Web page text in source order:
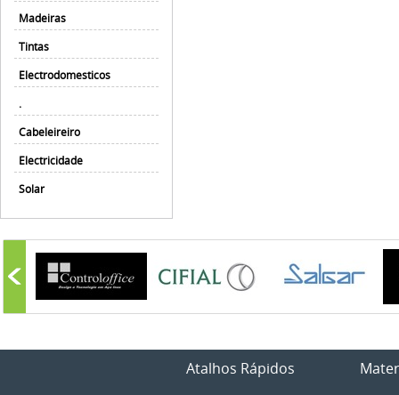
Madeiras
Tintas
Electrodomesticos
.
Cabeleireiro
Electricidade
Solar
Atalhos Rápidos